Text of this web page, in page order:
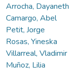
Arrocha, Dayaneth
Camargo, Abel
Petit, Jorge
Rosas, Yineska
Villarreal, Vladimir
Muñoz, Lilia